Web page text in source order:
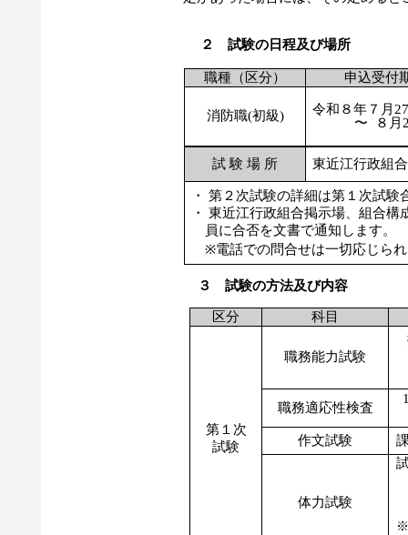
２ 試験の日程及び場所
職種 （区分） 申込受付
消防職(初級) 令和８年７月
〜
８月
試 験 場 所 東近江行政組
・ 第２次試験の詳細は第１次試験
・ 東近江行政組合掲示場、組合
員に合否を文書で通知します。
※電話での問合せは一切応じら
３ 試験の方法及び内容
区分 科目
第１次
試験
職務能力試験
職務適応性検査
作文試験
体力試験
※